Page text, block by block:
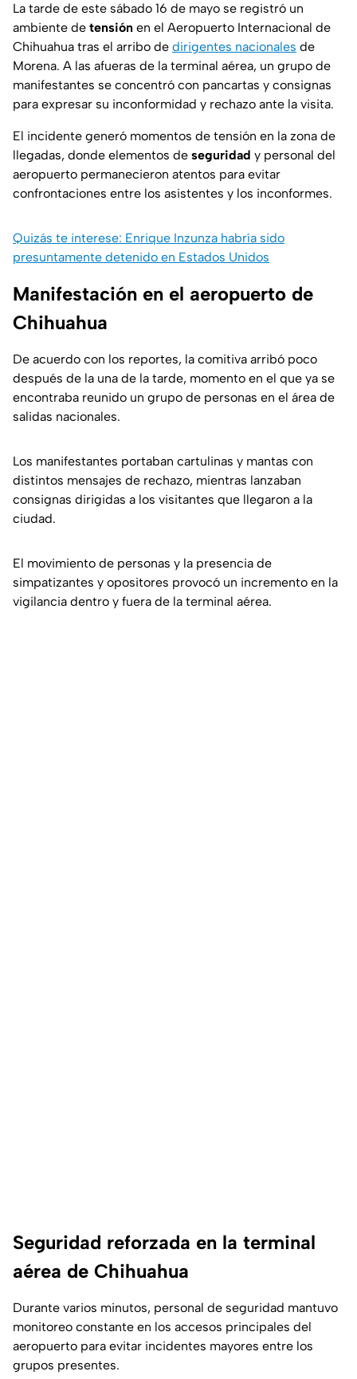
La tarde de este sábado 16 de mayo se registró un
ambiente de tensión en el Aeropuerto Internacional de
Chihuahua tras el arribo de dirigentes nacionales de
Morena. A las afueras de la terminal aérea, un grupo de
manifestantes se concentró con pancartas y consignas
para expresar su inconformidad y rechazo ante la visita.
El incidente generó momentos de tensión en la zona de
llegadas, donde elementos de seguridad y personal del
aeropuerto permanecieron atentos para evitar
confrontaciones entre los asistentes y los inconformes.
Quizás te interese: Enrique Inzunza habría sido
presuntamente detenido en Estados Unidos
Manifestación en el aeropuerto de
Chihuahua
De acuerdo con los reportes, la comitiva arribó poco
después de la una de la tarde, momento en el que ya se
encontraba reunido un grupo de personas en el área de
salidas nacionales.
Los manifestantes portaban cartulinas y mantas con
distintos mensajes de rechazo, mientras lanzaban
consignas dirigidas a los visitantes que llegaron a la
ciudad.
El movimiento de personas y la presencia de
simpatizantes y opositores provocó un incremento en la
vigilancia dentro y fuera de la terminal aérea.
Seguridad reforzada en la terminal
aérea de Chihuahua
Durante varios minutos, personal de seguridad mantuvo
monitoreo constante en los accesos principales del
aeropuerto para evitar incidentes mayores entre los
grupos presentes.